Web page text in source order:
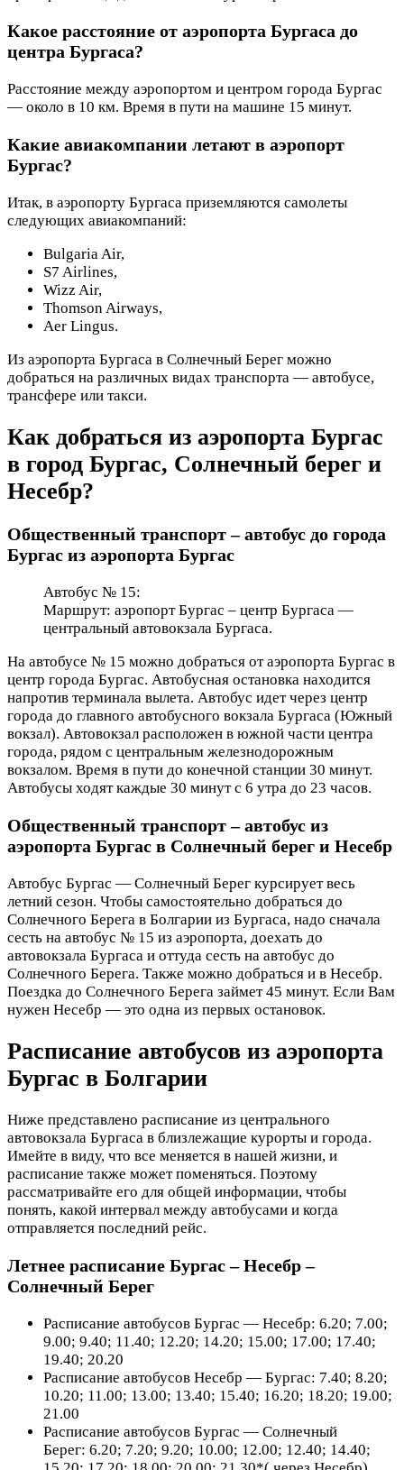
Какое расстояние от аэропорта Бургаса до
центра Бургаса?
Расстояние между аэропортом и центром города Бургас
— около в 10 км. Время в пути на машине 15 минут.
Какие авиакомпании летают в аэропорт
Бургас?
Итак, в аэропорту Бургаса приземляются самолеты
следующих авиакомпаний:
Bulgaria Air,
S7 Airlines,
Wizz Air,
Thomson Airways,
Aer Lingus.
Из аэропорта Бургаса в Солнечный Берег можно
добраться на различных видах транспорта — автобусе,
трансфере или такси.
Как добраться из аэропорта Бургас
в город Бургас, Солнечный берег и
Несебр?
Общественный транспорт – автобус до города
Бургас из аэропорта Бургас
Автобус № 15:
Маршрут: аэропорт Бургас – центр Бургаса —
центральный автовокзала Бургаса.
На автобусе № 15 можно добраться от аэропорта Бургас в
центр города Бургас. Автобусная остановка находится
напротив терминала вылета. Автобус идет через центр
города до главного автобусного вокзала Бургаса (Южный
вокзал). Автовокзал расположен в южной части центра
города, рядом с центральным железнодорожным
вокзалом. Время в пути до конечной станции 30 минут.
Автобусы ходят каждые 30 минут с 6 утра до 23 часов.
Общественный транспорт – автобус из
аэропорта Бургас в Солнечный берег и Несебр
Автобус Бургас — Солнечный Берег курсирует весь
летний сезон. Чтобы самостоятельно добраться до
Солнечного Берега в Болгарии из Бургаса, надо сначала
сесть на автобус № 15 из аэропорта, доехать до
автовокзала Бургаса и оттуда сесть на автобус до
Солнечного Берега. Также можно добраться и в Несебр.
Поездка до Солнечного Берега займет 45 минут. Если Вам
нужен Несебр — это одна из первых остановок.
Расписание автобусов из аэропорта
Бургас в Болгарии
Ниже представлено расписание из центрального
автовокзала Бургаса в близлежащие курорты и города.
Имейте в виду, что все меняется в нашей жизни, и
расписание также может поменяться. Поэтому
рассматривайте его для общей информации, чтобы
понять, какой интервал между автобусами и когда
отправляется последний рейс.
Летнее расписание Бургас – Несебр –
Солнечный Берег
Расписание автобусов Бургас — Несебр: 6.20; 7.00;
9.00; 9.40; 11.40; 12.20; 14.20; 15.00; 17.00; 17.40;
19.40; 20.20
Расписание автобусов Несебр — Бургас: 7.40; 8.20;
10.20; 11.00; 13.00; 13.40; 15.40; 16.20; 18.20; 19.00;
21.00
Расписание автобусов Бургас — Солнечный
Берег: 6.20; 7.20; 9.20; 10.00; 12.00; 12.40; 14.40;